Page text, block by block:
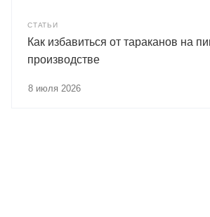
СТАТЬИ
Как избавиться от тараканов на
производстве
8 июля 2026